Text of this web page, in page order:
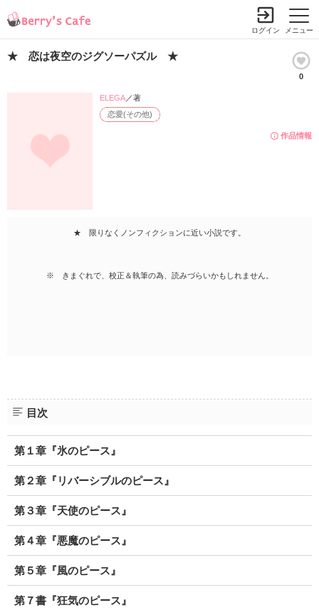
メニュー
ログイン
★ 恋は夜空のジグソーパズル ★
0
作品情報
恋愛(その他)
ELEGA／著
★ 限りなくノンフィクションに近い小説です。
※ きまぐれで、校正＆執筆の為、読みづらいかもしれません。
目次
第１章『氷のピース』
第２章『リバーシブルのピース』
第３章『天使のピース』
第４章『悪魔のピース』
第５章『風のピース』
第７書『狂気のピース』